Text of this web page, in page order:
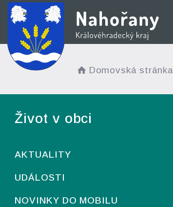
Domovská stránka
Život v obci
AKTUALITY
UDÁLOSTI
NOVINKY DO MOBILU